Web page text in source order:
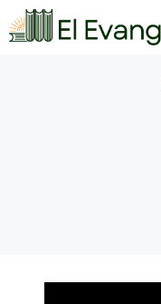
Saltar
al